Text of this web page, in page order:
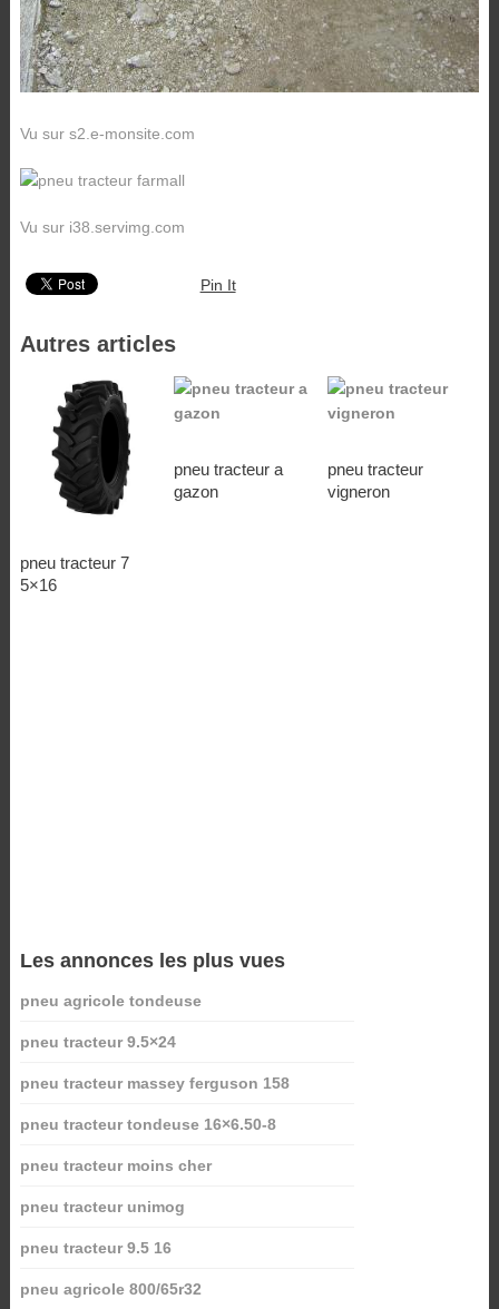
Vu sur s2.e-monsite.com
Vu sur i38.servimg.com
Pin It
Autres articles
pneu tracteur 7
5×16
pneu tracteur a
gazon
pneu tracteur
vigneron
Les annonces les plus vues
pneu agricole tondeuse
pneu tracteur 9.5×24
pneu tracteur massey ferguson 158
pneu tracteur tondeuse 16×6.50-8
pneu tracteur moins cher
pneu tracteur unimog
pneu tracteur 9.5 16
pneu agricole 800/65r32